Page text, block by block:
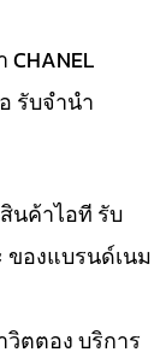
รับจำนำ
นค้าไอที รับ
องแบรนด์เนม
ตตอง บริการ